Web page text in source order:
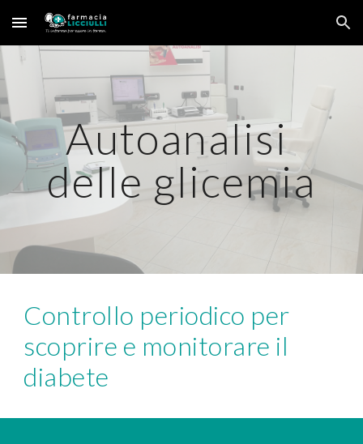
Skip to main content Skip to navigation
Autoanalisi
delle glicemia
Controllo periodico per
scoprire e monitorare il
diabete